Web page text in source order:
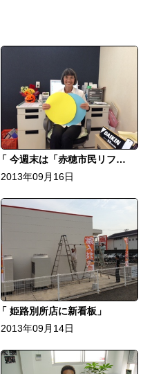
今週末は「赤穂市民リフォーム相談会」
2013年09月16日
姫路別所店に新看板
2013年09月14日